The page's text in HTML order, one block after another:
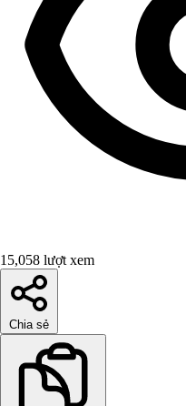
15,058 lượt xem
Chia sẻ